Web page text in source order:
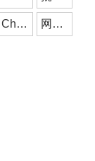
ChatGPT 网站制作